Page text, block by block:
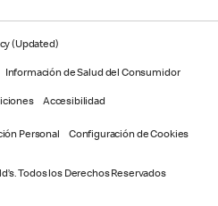
(Updated)
Información de Salud del Consumidor
Accesibilidad
Personal Configuración de Cookies
Todos los Derechos Reservados